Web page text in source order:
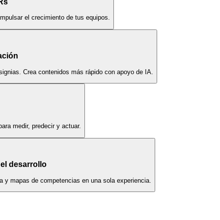
el crecimiento de tus equipos.
Crea contenidos más rápido con apoyo de IA.
medir, predecir y actuar.
desarrollo
mapas de competencias en una sola experiencia.